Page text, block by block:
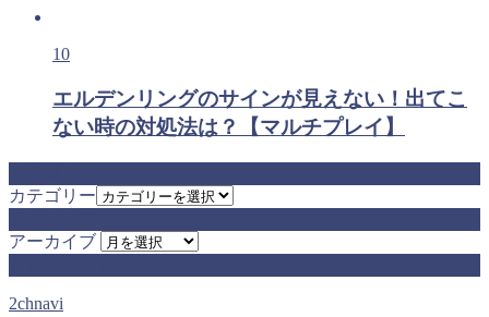
10
エルデンリングのサインが見えない！出てこ
ない時の対処法は？【マルチプレイ】
カテゴリー
アーカイブ
2chnavi